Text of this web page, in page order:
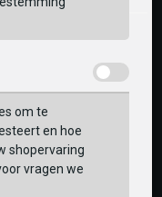
om te
en hoe
shopervaring
vragen we